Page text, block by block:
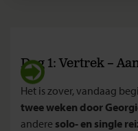
Dag 1: Vertrek –
Het is zover, vandaag
twee weken door
andere solo- en single